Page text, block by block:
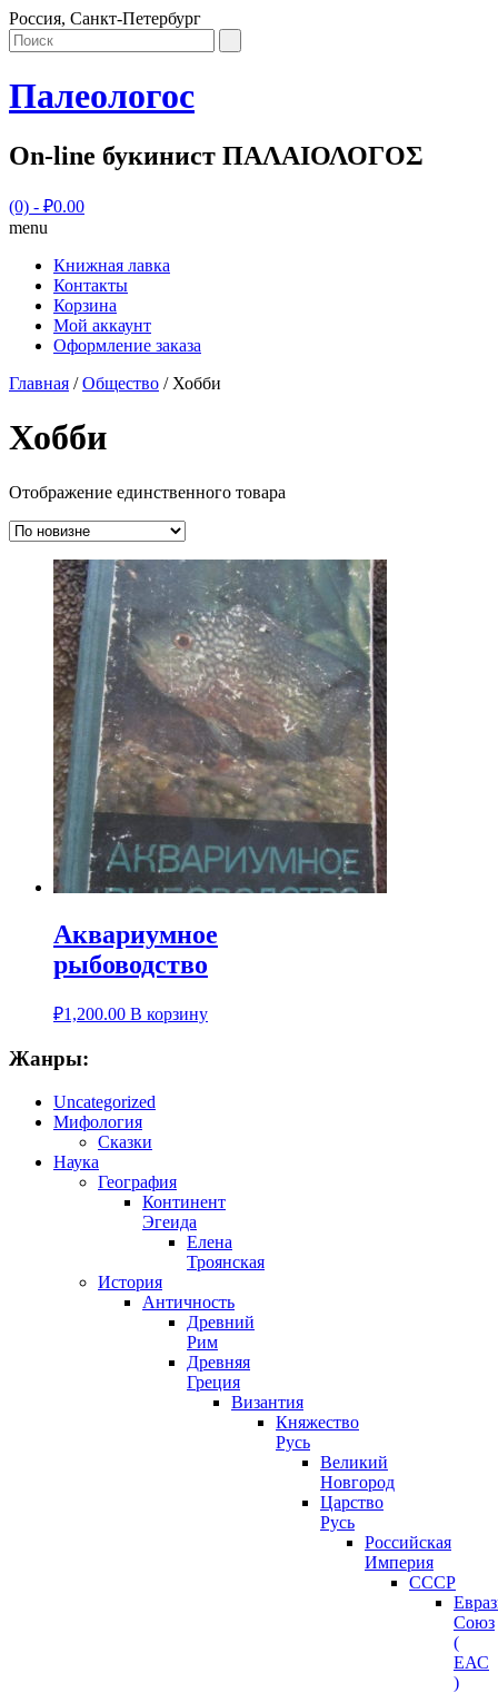
Россия, Санкт-Петербург
Палеологос
On-line букинист ΠΑΛΑΙΟΛΟΓΟΣ
(0) - ₽0.00
menu
Книжная лавка
Контакты
Корзина
Мой аккаунт
Оформление заказа
Главная /Общество / Хобби
Хобби
Отображение единственного товара
Аквариумное
рыбоводство
₽1,200.00 В корзину
Жанры:
Uncategorized
Мифология
Сказки
Наука
География
Континент
Эгеида
Елена
Троянская
История
Античность
Древний
Рим
Древняя
Греция
Византия
Княжество
Русь
Великий
Новгород
Царство
Русь
Российская
Империя
СССР
Союз
(
ЕАС
)